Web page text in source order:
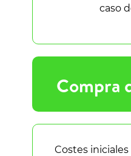
Compra
Costes
caso